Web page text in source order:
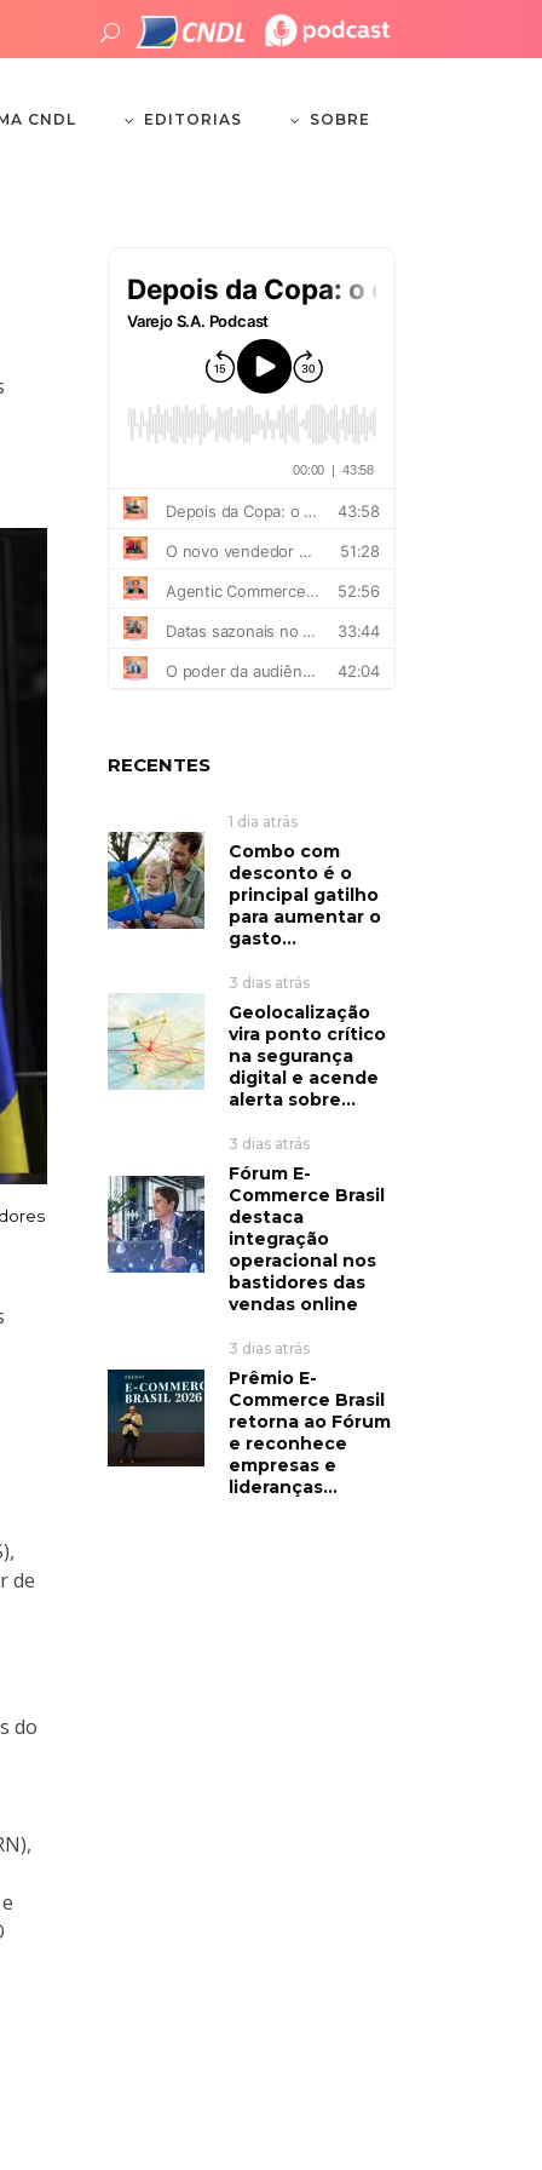
CNDL EDITORIAS SOBRE
de
do
RECENTES
1 dia atrás
Combo com
desconto é o
principal gatilho
para aumentar o
gasto...
3 dias atrás
Geolocalização
vira ponto crítico
na segurança
digital e acende
alerta sobre...
3 dias atrás
Fórum E-
Commerce Brasil
destaca
integração
operacional nos
bastidores das
vendas online
3 dias atrás
Prêmio E-
Commerce Brasil
retorna ao Fórum
e reconhece
empresas e
lideranças...